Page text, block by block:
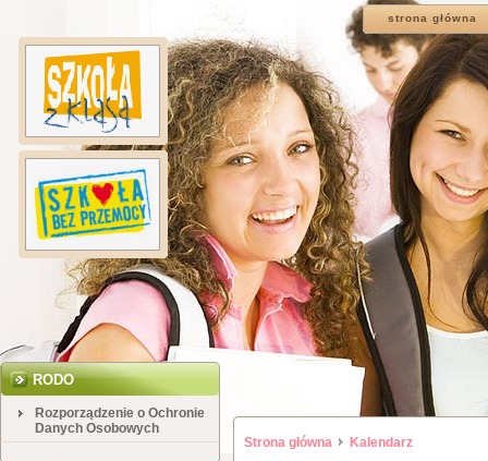
strona główna
RODO
Rozporządzenie o Ochronie
Danych Osobowych
Strona główna Kalendarz